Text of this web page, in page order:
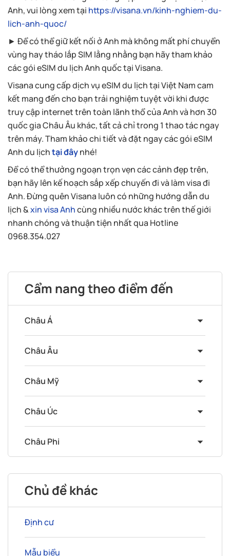
Anh, vui lòng xem tại https://visana.vn/kinh-nghiem-du-
lich-anh-quoc/
► Để có thể giữ kết nối ở Anh mà không mất phí chuyển
vùng hay tháo lắp SIM lằng nhằng bạn hãy tham khảo
các gói eSIM du lịch Anh quốc tại Visana.
Visana cung cấp dịch vụ eSIM du lịch tại Việt Nam cam
kết mang đến cho bạn trải nghiệm tuyệt vời khi được
truy cập internet trên toàn lãnh thổ của Anh và hơn 30
quốc gia Châu Âu khác, tất cả chỉ trong 1 thao tác ngay
trên máy. Tham khảo chi tiết và đặt ngay các gói eSIM
Anh du lịchtại đâynhé!
Để có thể thưởng ngoạn trọn vẹn các cảnh đẹp trên,
bạn hãy lên kế hoạch sắp xếp chuyến đi và làm visa đi
Anh. Đừng quên Visana luôn có những hướng dẫn du
lịch &xin visa Anhcùng nhiều nước khác trên thế giới
nhanh chóng và thuận tiện nhất qua Hotline
0968.354.027
Cẩm nang theo điểm đến
Châu Á
Châu Âu
Châu Mỹ
Châu Úc
Châu Phi
Chủ đề khác
Định cư
Mẫu biểu